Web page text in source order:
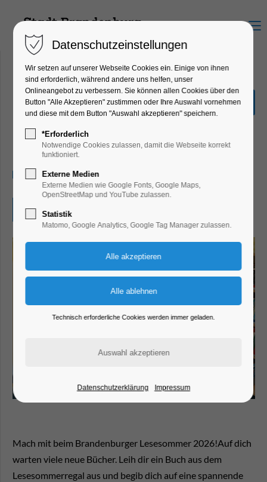
Menu
Brandenburger
Lesesommer
Ferienkalender, Kinder, Jugend, Mitmach-
Aktion
09.07.2026, 10:00–17:00
Eintritt frei
Mach mit beim Brandenburger Lesesommer 2026!Auf dich
warten viele neue Bücher. Leih dir ein Buch aus dem
Lesesommerregal aus und begib dich auf eine spannende
Datenschutzeinstellungen
Wir setzen auf unserer Webseite Cookies ein. Einige von ihnen
sind erforderlich, während andere uns helfen, unser
Onlineangebot zu verbessern. Sie können allen Cookies über den
Button "Alle Akzeptieren" zustimmen oder Ihre Auswahl vornehmen
und diese mit dem Button "Auswahl akzeptieren" speichern.
*Erforderlich
Notwendige Cookies zulassen, damit die Webseite korrekt
funktioniert.
Externe Medien
Externe Medien wie Google Fonts, Google Maps,
OpenStreetMap und YouTube zulassen.
Statistik
Matomo, Google Analytics, Google Tag Manager zulassen.
Technisch erforderliche Cookies werden immer geladen.
Datenschutzerklärung Impressum